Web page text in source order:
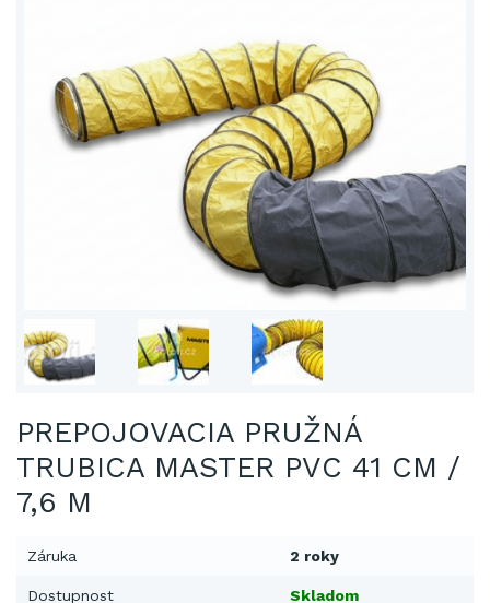
PREPOJOVACIA PRUŽNÁ
TRUBICA MASTER PVC 41 CM /
7,6 M
Záruka 2 roky
Dostupnost Skladom